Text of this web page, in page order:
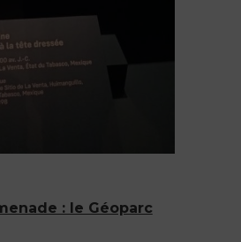
: le Géoparc